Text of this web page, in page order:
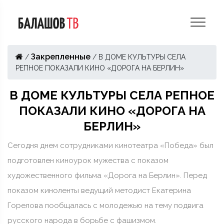
/ Закрепленные / В ДОМЕ КУЛЬТУРЫ СЕЛА
РЕПНОЕ ПОКАЗАЛИ КИНО «ДОРОГА НА БЕРЛИН»
В ДОМЕ КУЛЬТУРЫ СЕЛА РЕПНОЕ
ПОКАЗАЛИ КИНО «ДОРОГА НА
БЕРЛИН»
Сегодня днем сотрудниками кинотеатра «Победа» был
подготовлен киноурок мужества с показом
художественного фильма «Дорога на Берлин». Перед
показом киноленты ведущий методист Екатерина
Горелова пообщалась с молодежью на тему подвига
русского народа в борьбе с фашизмом.